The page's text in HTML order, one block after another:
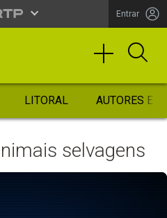
Entrar
LITORAL AUTORES
selvagens